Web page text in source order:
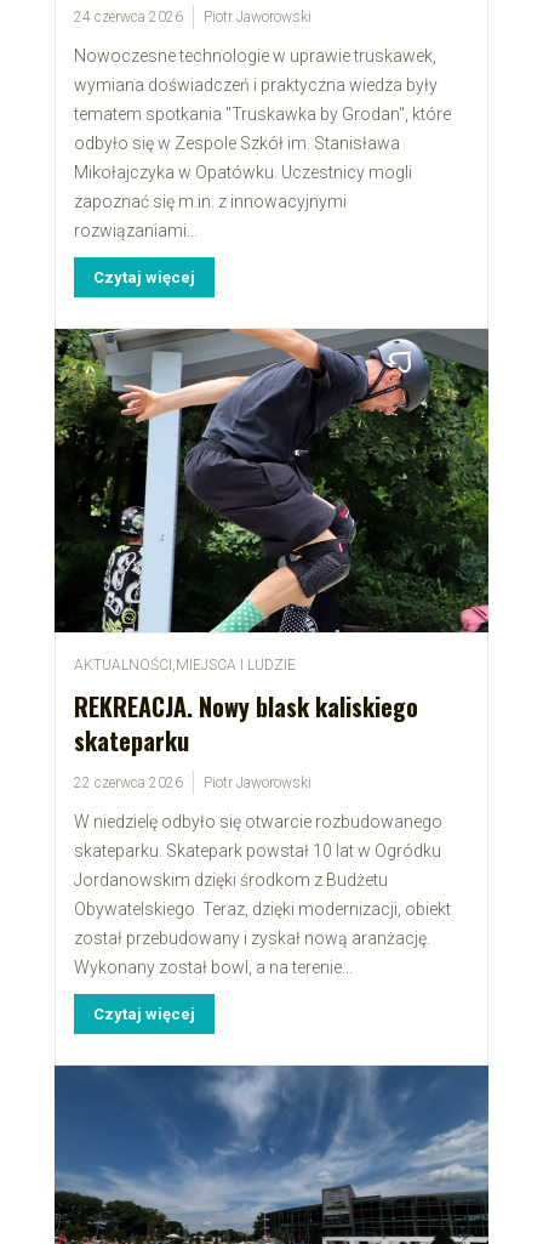
24 czerwca 2026 Piotr Jaworowski
Nowoczesne technologie w uprawie truskawek,
wymiana doświadczeń i praktyczna wiedza były
tematem spotkania "Truskawka by Grodan", które
odbyło się w Zespole Szkół im. Stanisława
Mikołajczyka w Opatówku. Uczestnicy mogli
zapoznać się m.in. z innowacyjnymi
rozwiązaniami...
Czytaj więcej
AKTUALNOŚCI ,MIEJSCA I LUDZIE
REKREACJA. Nowy blask kaliskiego
skateparku
22 czerwca 2026 Piotr Jaworowski
W niedzielę odbyło się otwarcie rozbudowanego
skateparku. Skatepark powstał 10 lat w Ogródku
Jordanowskim dzięki środkom z Budżetu
Obywatelskiego. Teraz, dzięki modernizacji, obiekt
został przebudowany i zyskał nową aranżację.
Wykonany został bowl, a na terenie...
Czytaj więcej